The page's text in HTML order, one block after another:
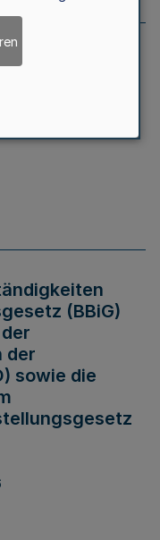
des Landes
-
(BBiG)
der
sowie die